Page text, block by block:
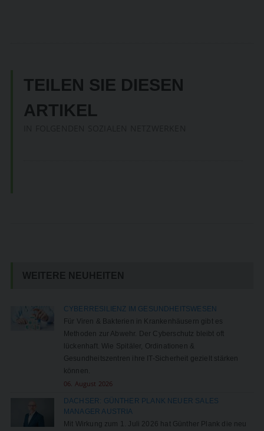
TEILEN SIE DIESEN
ARTIKEL
WEITERE NEUHEITEN
CYBERRESILIENZ IM GESUNDHEITSWESEN
Für Viren & Bakterien in Krankenhäusern gibt es
Methoden zur Abwehr. Der Cyberschutz bleibt oft
lückenhaft. Wie Spitäler, Ordinationen &
Gesundheitszentren ihre IT-Sicherheit gezielt stärken
können.
06. August 2026
DACHSER: GÜNTHER PLANK NEUER SALES
MANAGER AUSTRIA
Mit Wirkung zum 1. Juli 2026 hat Günther Plank die neu